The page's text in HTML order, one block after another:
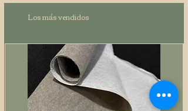
Los más vendidos